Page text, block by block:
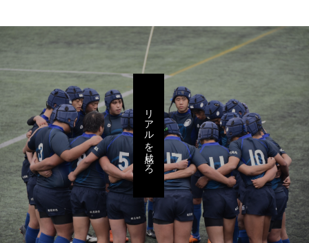
リアルを感じろ